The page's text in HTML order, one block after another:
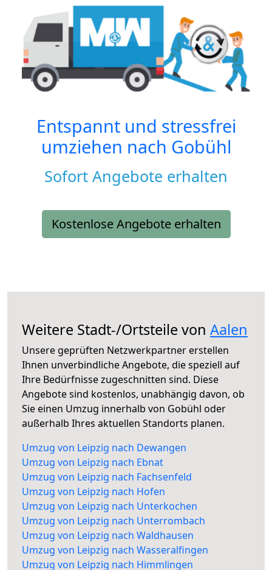
Entspannt und stressfrei
umziehen nach Gobühl
Sofort Angebote erhalten
Kostenlose Angebote erhalten
Weitere Stadt-/Ortsteile von Aalen
Unsere geprüften Netzwerkpartner erstellen
Ihnen unverbindliche Angebote, die speziell auf
Ihre Bedürfnisse zugeschnitten sind. Diese
Angebote sind kostenlos, unabhängig davon, ob
Sie einen Umzug innerhalb von Gobühl oder
außerhalb Ihres aktuellen Standorts planen.
Umzug von Leipzig nach Dewangen
Umzug von Leipzig nach Ebnat
Umzug von Leipzig nach Fachsenfeld
Umzug von Leipzig nach Hofen
Umzug von Leipzig nach Unterkochen
Umzug von Leipzig nach Unterrombach
Umzug von Leipzig nach Waldhausen
Umzug von Leipzig nach Wasseralfingen
Umzug von Leipzig nach Himmlingen